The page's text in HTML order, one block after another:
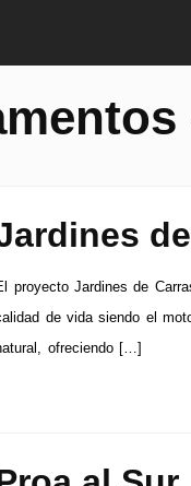
proyecto Jardines de
de vida siendo el
ofreciendo […]